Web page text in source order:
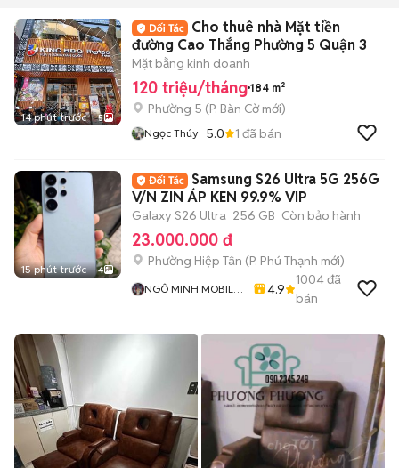
14 phút trước 5
Cho thuê nhà Mặt tiền
đường Cao Thắng Phường 5 Quận 3
Mặt bằng kinh doanh
120 triệu/tháng 184 m²
Phường 5 (P. Bàn Cờmới)
Ngọc Thúy 5.0 1 đã bán
15 phút trước 4
Samsung S26 Ultra 5G 256G
V/N ZIN ÁP KEN 99.9% VIP
Galaxy S26 Ultra 256 GB Còn bảo hành
23.000.000 đ
Phường Hiệp Tân (P. Phú Thạnh mới)
NGÔ MINH MOBILE
4.9
1004đã
bán